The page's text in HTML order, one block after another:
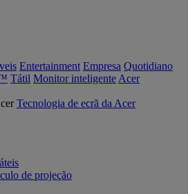
Entertainment Empresa Quotidiano
Tátil Monitor inteligente Acer
Tecnologia de ecrã da Acer
de projeção